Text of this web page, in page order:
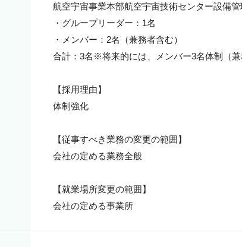
航空宇宙事業本部航空宇宙技術センター設備
・グループリーダー：1名
・メンバー：2名（兼務者含む）
合計：3名※将来的には、メンバー3名体制（兼
【採用理由】
体制強化
【従事すべき業務の変更の範囲】
会社の定める業務全般
【就業場所変更の範囲】
会社の定める事業所